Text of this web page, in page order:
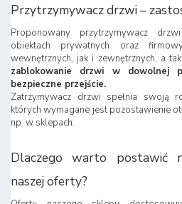
Przytrzymywacz drzwi –
Proponowany przytrzymywacz
obiektach prywatnych oraz
wewnętrznych, jak i zewnętrznych, a
zablokowanie drzwi w dowolnej
bezpieczne przejście.
Zatrzymywacz drzwi spełnia swoją
których wymagane jest pozostawienie
np. w sklepach.
Dlaczego warto postawić
naszej oferty?